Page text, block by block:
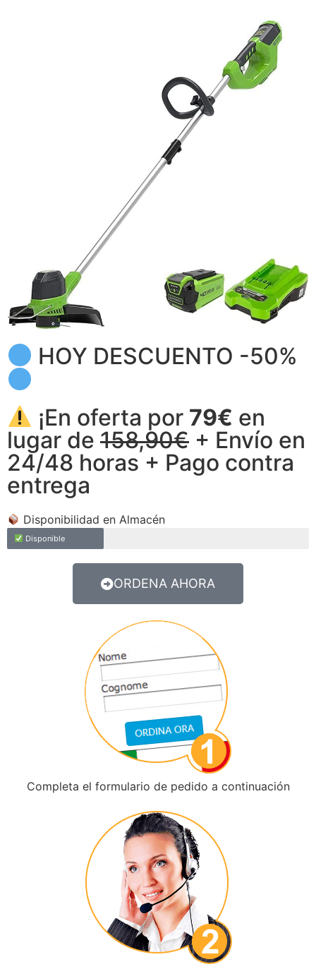
HOY DESCUENTO -50%
¡En oferta por 79€ en
lugar de 158,90€ + Envío en
24/48 horas + Pago contra
entrega
Disponibilidad en Almacén
Disponible
ORDENA AHORA
Completa el formulario de pedido a continuación